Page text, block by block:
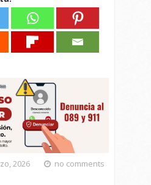
2026 no comments